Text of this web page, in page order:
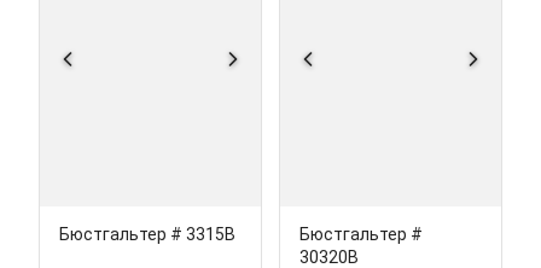
Бюстгальтер # 3315В
Бюстгальтер #
30320В